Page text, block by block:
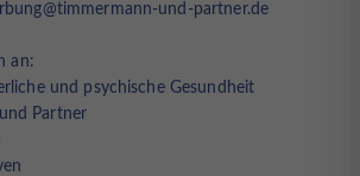
und-partner.de
an:
und psychische Gesundheit
Partner